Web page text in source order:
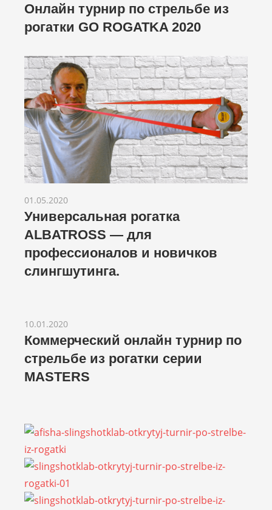
Онлайн турнир по стрельбе из
рогатки GO ROGATKA 2020
01.05.2020
Универсальная рогатка
ALBATROSS — для
профессионалов и новичков
слингшутинга.
10.01.2020
Коммерческий онлайн турнир по
стрельбе из рогатки серии
MASTERS